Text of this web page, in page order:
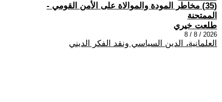
(35) مخاطر المودة والموالاة على الأمن القومي -
الممتحنة
طلعت خيري
2026 / 8 / 8
العلمانية، الدين السياسي ونقد الفكر الديني